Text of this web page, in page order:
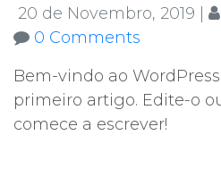
20 de Novembro, 2019 |
0 Comments
Bem-vindo ao
primeiro artigo. Edite-o
comece a escrever!